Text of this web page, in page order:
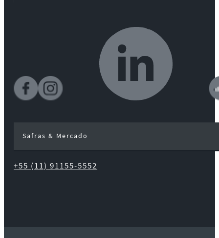
Safras & Mercado
+55 (11) 91155-5552